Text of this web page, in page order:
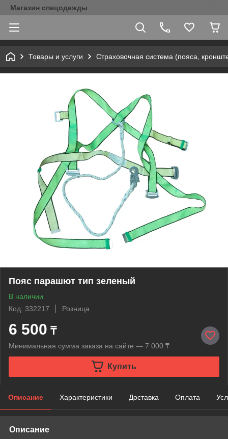
Магазин спецодежды
Товары и услуги Страховочная система (пояса,
Пояс парашют тип зеленый
В наличии
Код: 332217
Розница
6 500 ₸
Минимальная сумма заказа на сайте — 7 000 ₸
Купить
Описание Характеристики Доставка Оплата
Описание